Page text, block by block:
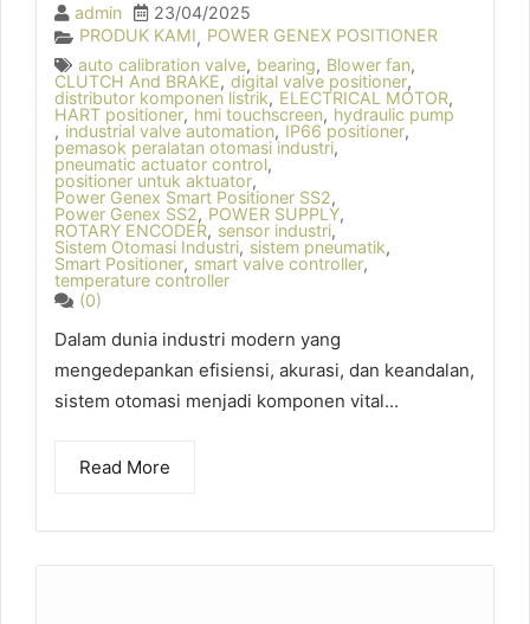
admin
23/04/2025
PRODUK KAMI, POWER GENEX POSITIONER
auto calibration valve, bearing, Blower fan,
CLUTCH And BRAKE, digital valve positioner,
distributor komponen listrik, ELECTRICAL MOTOR,
HART positioner, hmi touchscreen, hydraulic pump
, industrial valve automation, IP66 positioner,
pemasok peralatan otomasi industri,
pneumatic actuator control,
positioner untuk aktuator,
Power Genex Smart Positioner SS2,
Power Genex SS2, POWER SUPPLY,
ROTARY ENCODER, sensor industri,
Sistem Otomasi Industri, sistem pneumatik,
Smart Positioner, smart valve controller,
temperature controller
(0)
Dalam dunia industri modern yang
mengedepankan efisiensi, akurasi, dan keandalan,
sistem otomasi menjadi komponen vital...
Read More